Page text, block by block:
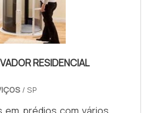
elevador externo
elétricos com
e
produtos de
conta com
e instalações
RESIDENCIAL
/ SP